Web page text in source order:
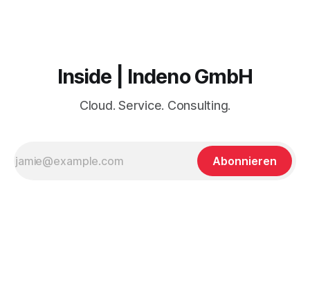
Inside | Indeno GmbH
Cloud. Service. Consulting.
Abonnieren